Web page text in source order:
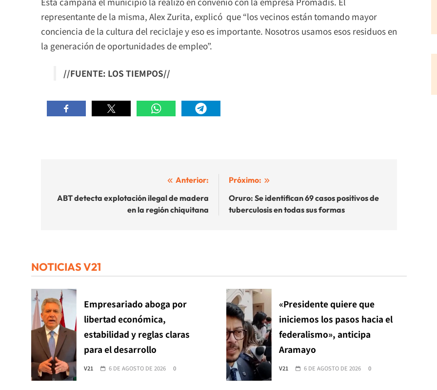
representante de la misma, Alex Zurita, explicó que “los vecinos están tomando mayor
conciencia de la cultura del reciclaje y eso es importante. Nosotros usamos esos residuos en
la generación de oportunidades de empleo”.
//FUENTE: LOS TIEMPOS//
de
Anterior:
ABT detecta explotación ilegal de madera
en la región chiquitana
Próximo:
Oruro: Se identifican 69 casos positivos de
tuberculosis en todas sus formas
NOTICIAS V21
Empresariado aboga por
libertad económica,
estabilidad y reglas claras
para el desarrollo
V21 6 DE AGOSTO DE 2026 0
«Presidente quiere que
iniciemos los pasos hacia el
federalismo», anticipa
Aramayo
V21 6 DE AGOSTO DE 2026 0